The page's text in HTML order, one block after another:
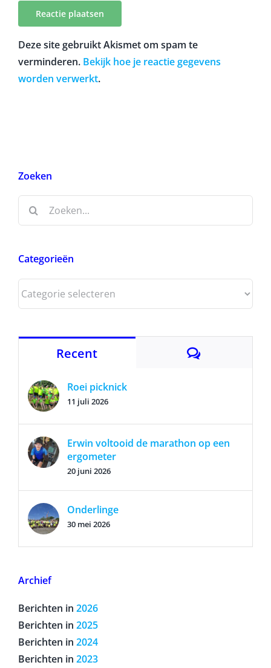
Deze site gebruikt Akismet om spam te
verminderen. Bekijk hoe je reactie gegevens
worden verwerkt.
Zoeken
Zoeken
Categorieën
Categorieën
Recent Reacties
Roei picknick
11 juli 2026
Erwin voltooid de marathon op een
ergometer
20 juni 2026
Onderlinge
30 mei 2026
Archief
Berichten in 2026
Berichten in 2025
Berichten in 2024
Berichten in 2023